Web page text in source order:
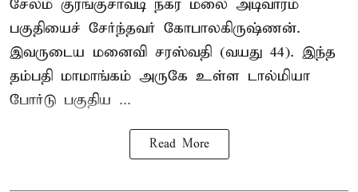
சேலம் குரங்குசாவடி நகர மலை அடிவாரம்
பகுதியைச் சேர்ந்தவர் கோபாலகிருஷ்ணன்.
இவருடைய மனைவி சரஸ்வதி (வயது 44). இந்த
தம்பதி மாமாங்கம் அருகே உள்ள டால்மியா
போர்டு பகுதிய ...
Read More